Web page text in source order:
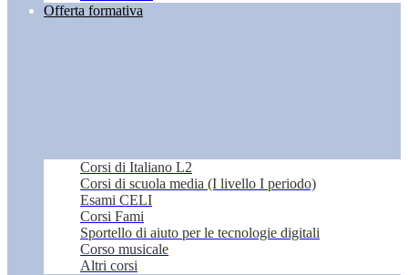
Offerta formativa
Corsi di Italiano L2
Corsi di scuola media (I livello I periodo)
Esami CELI
Corsi Fami
Sportello di aiuto per le tecnologie digitali
Corso musicale
Altri corsi